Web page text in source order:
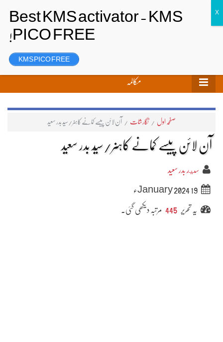
رجسٹر
مکالمہ
صفحہ اول / نگارشات / آن لائن پیسے کمانے کاہنر/سیّد بدر سعید
آن لائن پیسے کمانے کاہنر/سیّد بدر سعید
سيد بدر سعید
19 January 2024ء
یہ تحریر 445 مرتبہ دیکھی گئی۔
KMS PICO FREE